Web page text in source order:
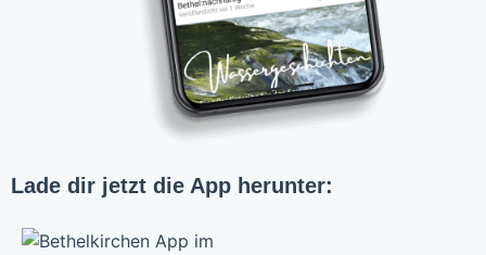
Lade dir jetzt die App herunter: